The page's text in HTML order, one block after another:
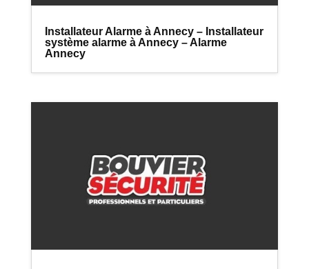
Installateur Alarme à Annecy – Installateur
système alarme à Annecy – Alarme
Annecy